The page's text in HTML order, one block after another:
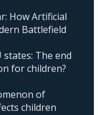
How Artificial
Battlefield
states: The end
for children?
of
children